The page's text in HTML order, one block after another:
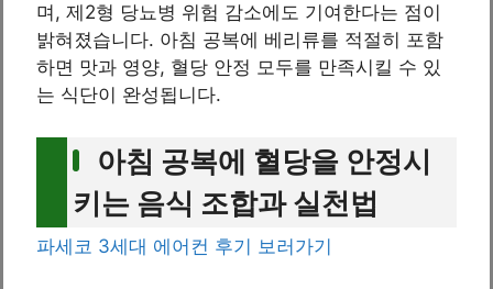
며, 제2형 당뇨병 위험 감소에도 기여한다는 점이
밝혀졌습니다. 아침 공복에 베리류를 적절히 포함
하면 맛과 영양, 혈당 안정 모두를 만족시킬 수 있
는 식단이 완성됩니다.
아침 공복에 혈당을 안정시
키는 음식 조합과 실천법
파세코 3세대 에어컨 후기 보러가기